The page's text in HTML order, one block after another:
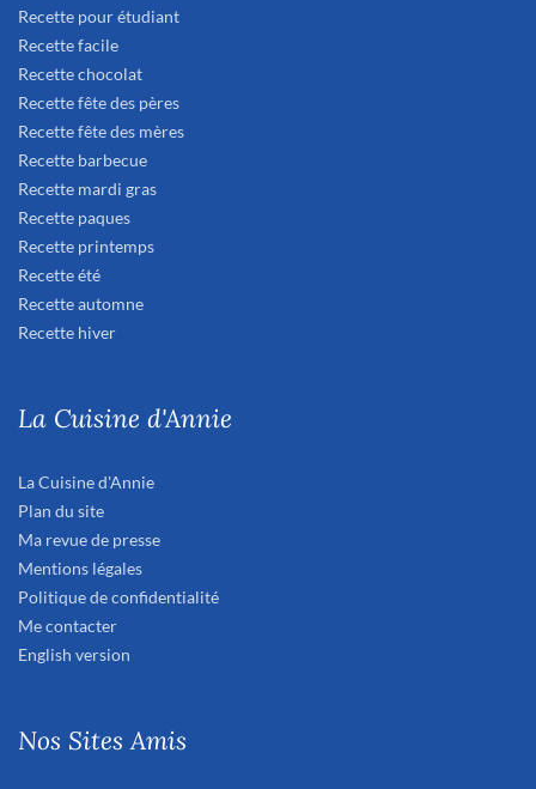
Recette pour étudiant
Recette facile
Recette chocolat
Recette fête des pères
Recette fête des mères
Recette barbecue
Recette mardi gras
Recette paques
Recette printemps
Recette été
Recette automne
Recette hiver
La Cuisine d'Annie
La Cuisine d'Annie
Plan du site
Ma revue de presse
Mentions légales
Politique de confidentialité
Me contacter
English version
Nos Sites Amis